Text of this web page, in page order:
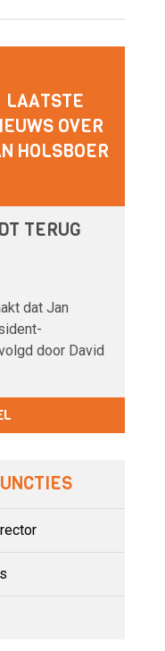
LAATSTE
OVER
HOLSBOER
TERUG
dat Jan
door David